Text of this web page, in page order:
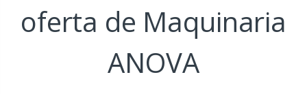
oferta de Maquinaria
ANOVA